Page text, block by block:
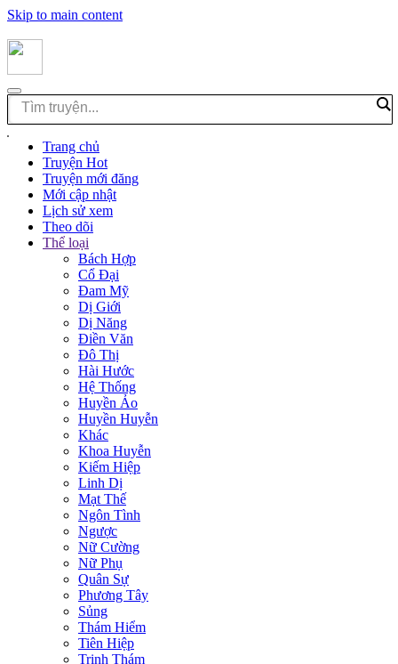
Skip to main content
Trang chủ
Truyện Hot
Truyện mới đăng
Mới cập nhật
Lịch sử xem
Theo dõi
Thể loại
Bách Hợp
Cổ Đại
Đam Mỹ
Dị Giới
Dị Năng
Điền Văn
Đô Thị
Hài Hước
Hệ Thống
Huyền Ảo
Huyền Huyễn
Khác
Khoa Huyễn
Kiếm Hiệp
Linh Dị
Mạt Thế
Ngôn Tình
Ngược
Nữ Cường
Nữ Phụ
Quân Sự
Phương Tây
Sủng
Thám Hiểm
Tiên Hiệp
Trinh Thám